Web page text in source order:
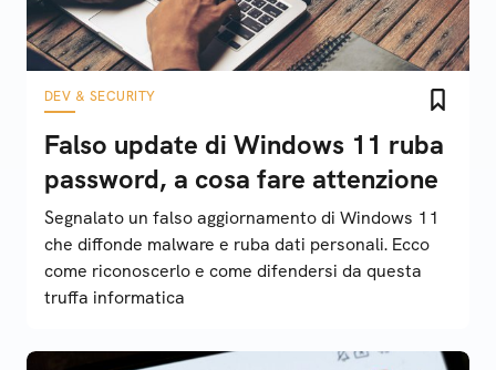
DEV & SECURITY
Falso update di Windows 11 ruba
password, a cosa fare attenzione
Segnalato un falso aggiornamento di Windows 11
che diffonde malware e ruba dati personali. Ecco
come riconoscerlo e come difendersi da questa
truffa informatica